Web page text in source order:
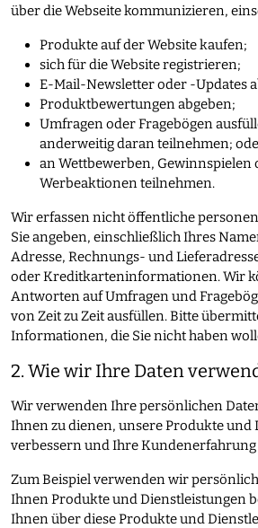
über die Webseite kommunizieren,
Produkte auf der Website kaufen;
sich für die Website registrieren;
E-Mail-Newsletter oder -Updates
Produktbewertungen abgeben;
Umfragen oder Fragebögen
anderweitig daran teilnehmen;
an Wettbewerben, Gewinnspielen
Werbeaktionen teilnehmen.
Wir erfassen nicht öffentliche
Sie angeben, einschließlich Ihres
Adresse, Rechnungs- und
oder Kreditkarteninformationen. Wir
Antworten auf Umfragen und
von Zeit zu Zeit ausfüllen. Bitte
Informationen, die Sie nicht haben
2. Wie wir Ihre Daten
Wir verwenden Ihre persönlichen
Ihnen zu dienen, unsere Produkte und
verbessern und Ihre Kundenerfahrung
Zum Beispiel verwenden wir
Ihnen Produkte und Dienstleistungen
Ihnen über diese Produkte und